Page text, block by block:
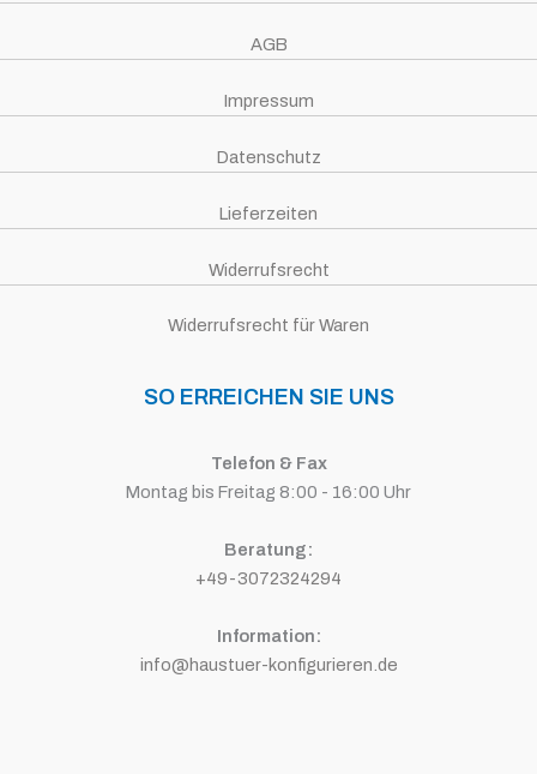
AGB
Impressum
Datenschutz
Lieferzeiten
Widerrufsrecht
Widerrufsrecht für Waren
SO ERREICHEN SIE UNS
Telefon & Fax
Montag bis Freitag 8:00 - 16:00 Uhr
Beratung:
+49-3072324294
Information:
info@haustuer-konfigurieren.de